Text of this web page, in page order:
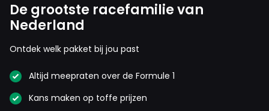
De grootste racefamilie van
Nederland
Ontdek welk pakket bij jou past
Altijd meepraten over de Formule 1
Kans maken op toffe prijzen